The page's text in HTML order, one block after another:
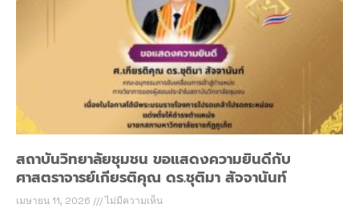
สถาบันวิทยาลัยชุมชน ขอแสดงความยินดีกับ
ศาสตราจารย์เกียรติคุณ ดร.ชุติมา สัจจานันท์
เมษายน 11, 2026 ไม่มีความเห็น